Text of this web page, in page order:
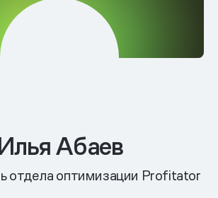
Абаев
отдела оптимизации Profitator